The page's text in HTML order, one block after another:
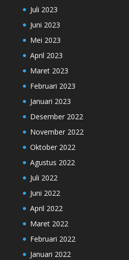
Juli 2023
Juni 2023
Mei 2023
April 2023
Maret 2023
Februari 2023
Januari 2023
Desember 2022
November 2022
Oktober 2022
Agustus 2022
Juli 2022
Juni 2022
April 2022
Maret 2022
Februari 2022
Januari 2022